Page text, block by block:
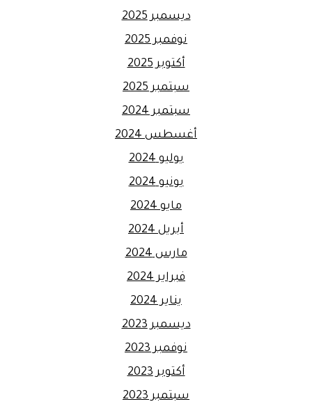
ديسمبر 2025
نوفمبر 2025
أكتوبر 2025
سبتمبر 2025
سبتمبر 2024
أغسطس 2024
يوليو 2024
يونيو 2024
مايو 2024
أبريل 2024
مارس 2024
فبراير 2024
يناير 2024
ديسمبر 2023
نوفمبر 2023
أكتوبر 2023
سبتمبر 2023